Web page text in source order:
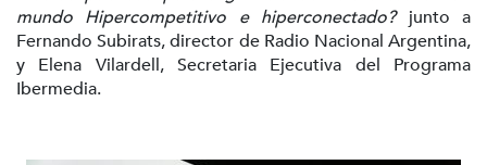
mundo Hipercompetitivo e hiperconectado?junto a
Fernando Subirats, director de Radio Nacional Argentina,
y Elena Vilardell, Secretaria Ejecutiva del Programa
Ibermedia.